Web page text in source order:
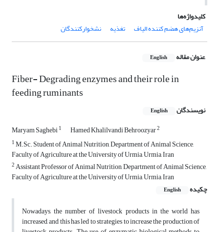
کلیدواژه‌ها
آنزیم‌های هضم کننده الیاف
تغذیه نشخوارکنندگان
عنوان مقاله English
Fiber- Degrading enzymes and their role in
feeding ruminants
نویسندگان English
Maryam Saghebi1 Hamed Khalilvandi Behroozyar2
1M.Sc. Student of Animal Nutrition, Department of Animal Science,
Faculty of Agriculture at the University of Urmia, Urmia, Iran
2Assistant Professor of Animal Nutrition, Department of Animal Science,
Faculty of Agriculture at the University of Urmia, Urmia, Iran
چکیده
English
Nowadays, the number of livestock products in the world has
increased, and this has led to strategies to increase the production of